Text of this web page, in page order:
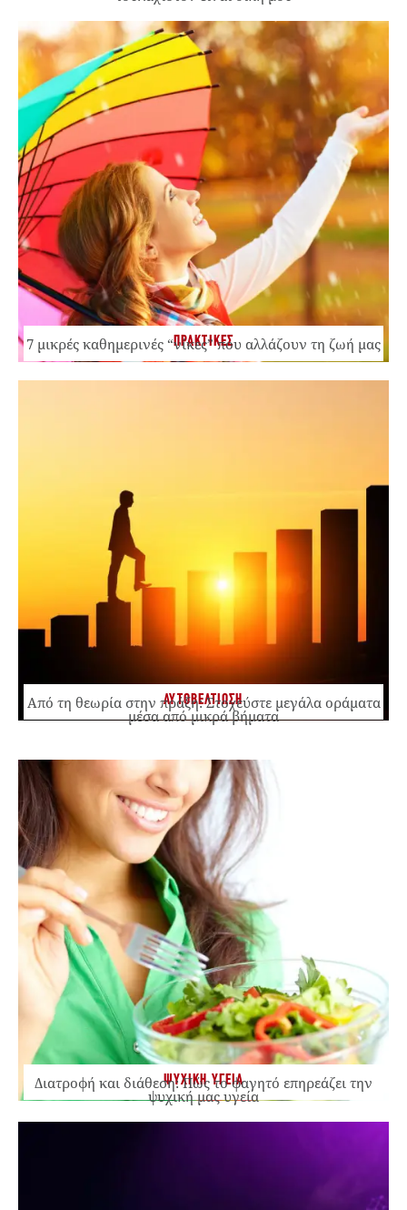
ΠΡΑΚΤΙΚΕΣ
7 μικρές καθημερινές “νίκες” που αλλάζουν τη ζωή μας
ΑΥΤΟΒΕΛΤΙΩΣΗ
Από τη θεωρία στην πράξη: Στοχεύστε μεγάλα οράματα
μέσα από μικρά βήματα
ΨΥΧΙΚΗ ΥΓΕΙΑ
Διατροφή και διάθεση: Πώς το φαγητό επηρεάζει την
ψυχική μας υγεία